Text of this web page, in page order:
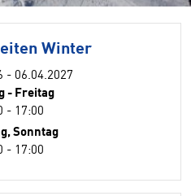
Winter
- 06.04.2027
- Freitag
- 17:00
Sonntag
- 17:00